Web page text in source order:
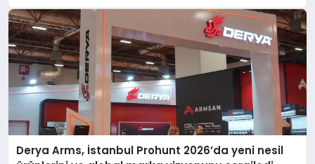
Derya Arms, İstanbul Prohunt 2026’da yeni nesil